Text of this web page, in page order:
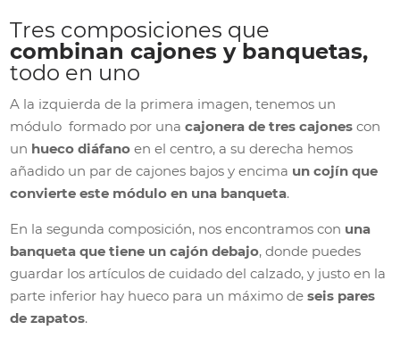
Tres composiciones que
combinan cajones y banquetas,
todo en uno
A la izquierda de la primera imagen, tenemos un
módulo formado por unacajonera de tres cajones con
un hueco diáfano en el centro, a su derecha hemos
añadido un par de cajones bajos y encima un cojín que
convierte este módulo en una banqueta.
En la segunda composición, nos encontramos con una
banqueta que tiene un cajón debajo, donde puedes
guardar los artículos de cuidado del calzado, y justo en la
parte inferior hay hueco para un máximo deseis pares
de zapatos.